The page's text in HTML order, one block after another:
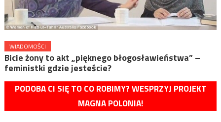
WIADOMOŚCI
Bicie żony to akt „pięknego błogosławieństwa” –
feministki gdzie jesteście?
PODOBA CI SIĘ TO CO ROBIMY? WESPRZYJ PROJEKT
MAGNA POLONIA!